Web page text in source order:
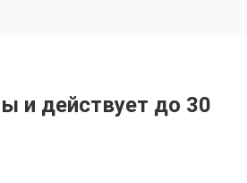
и действует до 30